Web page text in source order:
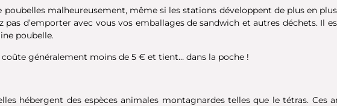
malheureusement, même si les stations développent de plus en
d’emporter avec vous vos emballages de sandwich et autres déchets. Il
poubelle.
généralement moins de 5 € et tient… dans la poche !
hébergent des espèces animales montagnardes telles que le tétras. Ces